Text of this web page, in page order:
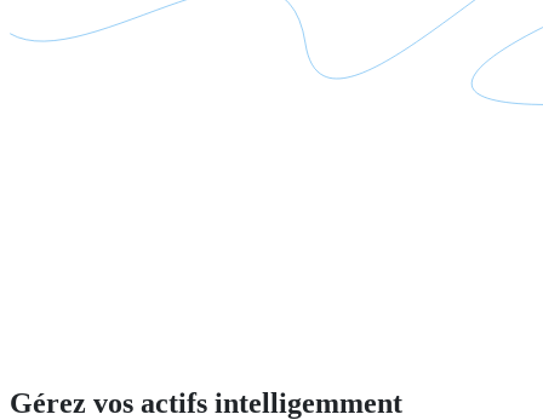
Gérez vos actifs intelligemment